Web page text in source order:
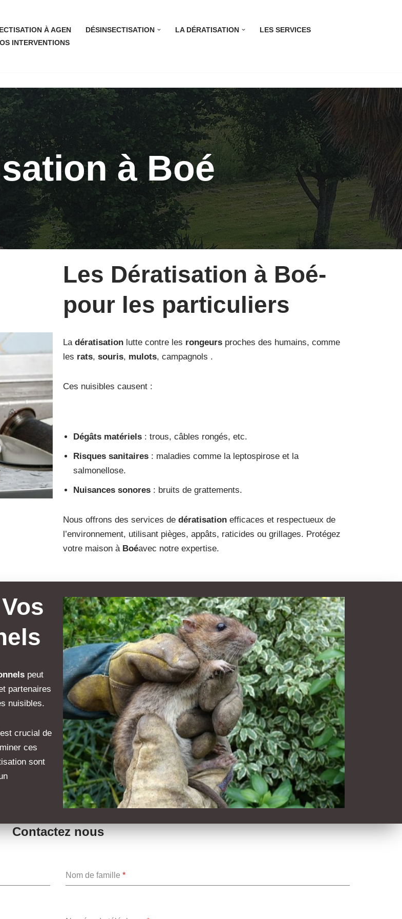
À AGEN DÉSINSECTISATION LA DÉRATISATION
LES SERVICES
INTERVENTIONS
à Boé
Les Dératisation à Boé-
pour les particuliers
La dératisation lutte contre les rongeurs proches des humains, comme
les rats, souris, mulots, campagnols .
Ces nuisibles causent :
Dégâts matériels : trous, câbles rongés, etc.
Risques sanitaires : maladies comme la leptospirose et la
salmonellose.
Nuisances sonores : bruits de grattements.
Nous offrons des services de dératisation efficaces et respectueux de
l’environnement, utilisant pièges, appâts, raticides ou grillages. Protégez
votre maison à Boéavec notre expertise.
peut
partenaires
nuisibles.
crucial de
ces
sont
Contactez nous
Nom de famille *